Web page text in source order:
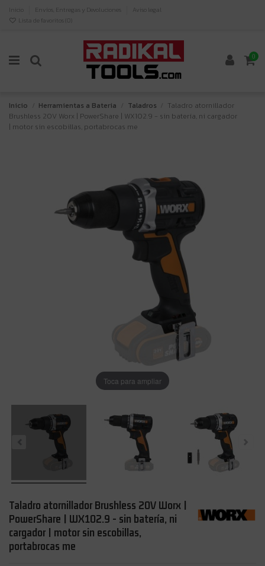
Inicio Envíos, Entregas y Devoluciones
Aviso legal
Lista de favoritos ( 0)
0
Inicio Herramientas a Bateria Taladros
Taladro atornillador
Brushless 20V Worx | PowerShare | WX102.9 - sin batería, ni cargador
| motor sin escobillas, portabrocas me
Toca para ampliar
Taladro atornillador Brushless 20V Worx |
PowerShare | WX102.9 - sin batería, ni
cargador | motor sin escobillas,
portabrocas me